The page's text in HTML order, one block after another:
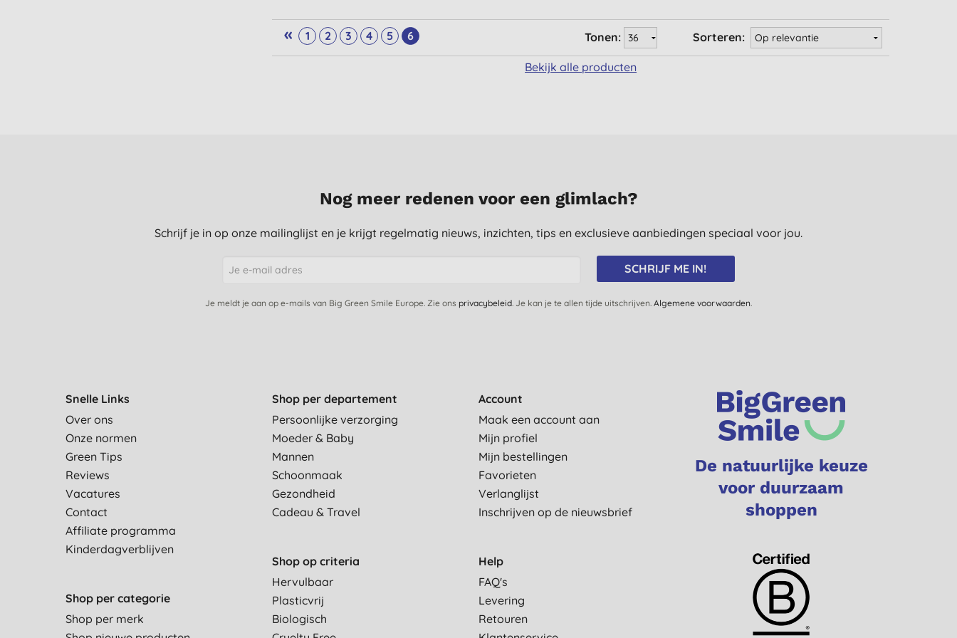
« 1 2 3 4 5 6 Sorteren:
Tonen:
Bekijk alle producten
Nog meer redenen voor een glimlach?
Schrijf je in op onze mailinglijst en je krijgt regelmatig nieuws, inzichten, tips en exclusieve aanbiedingen speciaal voor jou.
SCHRIJF ME IN!
Je meldt je aan op e-mails van Big Green Smile Europe. Zie ons privacybeleid. Je kan je te allen tijde uitschrijven. Algemene voorwaarden.
Snelle Links
Over ons
Onze normen
Green Tips
Reviews
Vacatures
Contact
Affiliate programma
Kinderdagverblijven
Shop per categorie
Shop per merk
Shop per departement
Persoonlijke verzorging
Moeder & Baby
Mannen
Schoonmaak
Gezondheid
Cadeau & Travel
Shop op criteria
Hervulbaar
Plasticvrij
Biologisch
Account
Maak een account aan
Mijn profiel
Mijn bestellingen
Favorieten
Verlanglijst
Inschrijven op de nieuwsbrief
Help
FAQ's
Levering
Retouren
De natuurlijke keuze
voor duurzaam
shoppen